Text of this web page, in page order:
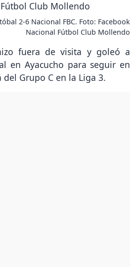
2-6 Nacional FBC. Foto: Facebook
Nacional Fútbol Club Mollendo
fuera de visita y goleó a
en Ayacucho para seguir en
Grupo C en la Liga 3.